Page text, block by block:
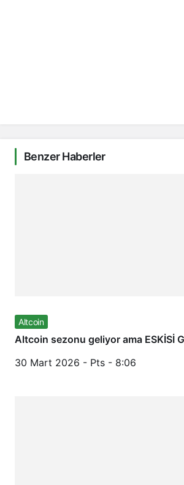
Benzer Haberler
Altcoin
Altcoin sezonu geliyor ama ESKİSİ
30 Mart 2026 - Pts - 8:06